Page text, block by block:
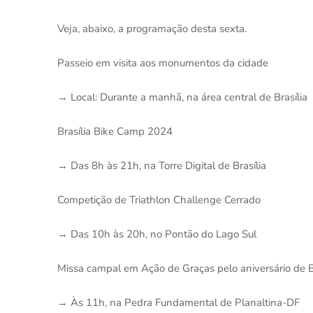
Veja, abaixo, a programação desta sexta.
Passeio em visita aos monumentos da cidade
→ Local: Durante a manhã, na área central de Brasília
‌Brasília Bike Camp 2024
→ Das 8h às 21h, na Torre Digital de Brasília‌
‌Competição de Triathlon Challenge Cerrado
→ Das 10h às 20h, no Pontão do Lago Sul
‌Missa campal em Ação de Graças pelo aniversário de
→ Às 11h, na Pedra Fundamental de Planaltina-DF